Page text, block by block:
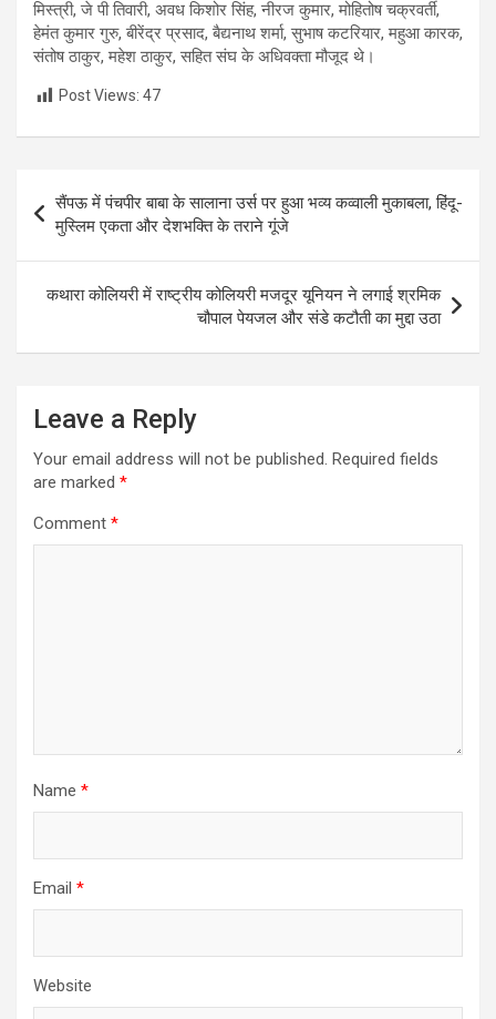
मिस्त्री, जे पी तिवारी, अवध किशोर सिंह, नीरज कुमार, मोहितोष चक्रवर्ती,
हेमंत कुमार गुरु, बीरेंद्र प्रसाद, बैद्यनाथ शर्मा, सुभाष कटरियार, महुआ कारक,
संतोष ठाकुर, महेश ठाकुर, सहित संघ के अधिवक्ता मौजूद थे।
Post Views: 47
Post
navigation
सैंपऊ में पंचपीर बाबा के सालाना उर्स पर हुआ भव्य कव्वाली मुकाबला, हिंदू-
मुस्लिम एकता और देशभक्ति के तराने गूंजे
कथारा कोलियरी में राष्ट्रीय कोलियरी मजदूर यूनियन ने लगाई श्रमिक
चौपाल पेयजल और संडे कटौती का मुद्दा उठा
Leave a Reply
Your email address will not be published. Required fields
are marked *
Comment *
Name *
Email *
Website